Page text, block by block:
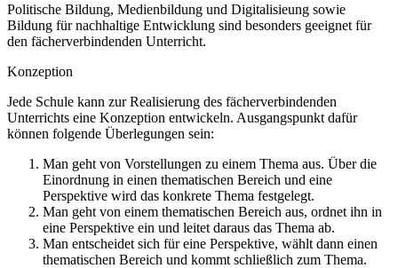
Politische Bildung, Medienbildung und Digitalisieung sowie
Bildung für nachhaltige Entwicklung sind besonders geeignet für
den fächerverbindenden Unterricht.
Konzeption
Jede Schule kann zur Realisierung des fächerverbindenden
Unterrichts eine Konzeption entwickeln. Ausgangspunkt dafür
können folgende Überlegungen sein:
Man geht von Vorstellungen zu einem Thema aus. Über die
Einordnung in einen thematischen Bereich und eine
Perspektive wird das konkrete Thema festgelegt.
Man geht von einem thematischen Bereich aus, ordnet ihn in
eine Perspektive ein und leitet daraus das Thema ab.
Man entscheidet sich für eine Perspektive, wählt dann einen
thematischen Bereich und kommt schließlich zum Thema.